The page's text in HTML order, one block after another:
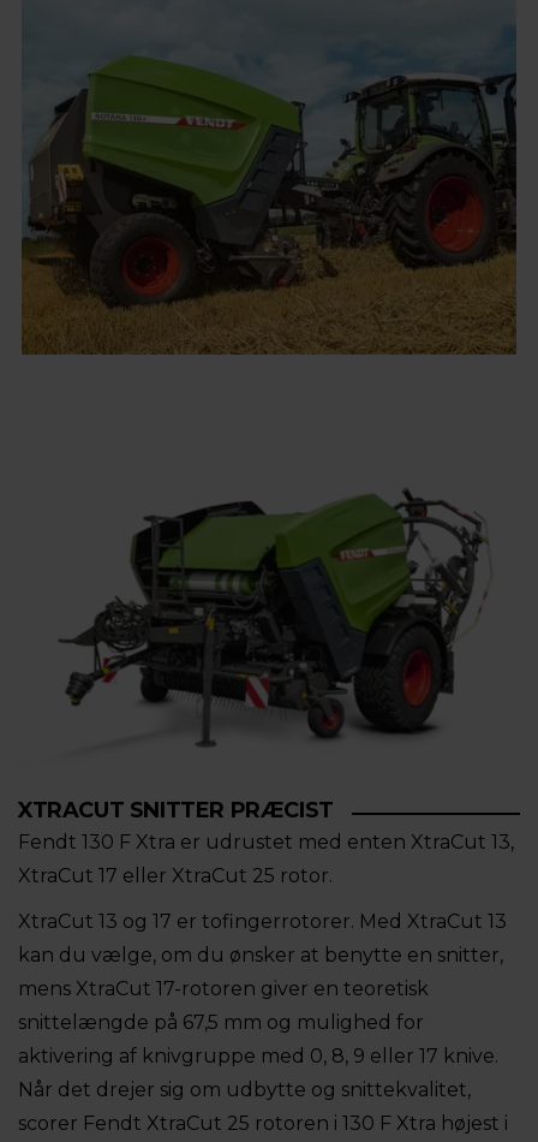
XTRACUT SNITTER PRÆCIST
Fendt 130 F Xtra er udrustet med enten XtraCut 13,
XtraCut 17 eller XtraCut 25 rotor.
XtraCut 13 og 17 er tofingerrotorer. Med XtraCut 13
kan du vælge, om du ønsker at benytte en snitter,
mens XtraCut 17-rotoren giver en teoretisk
snittelængde på 67,5 mm og mulighed for
aktivering af knivgruppe med 0, 8, 9 eller 17 knive.
Når det drejer sig om udbytte og snittekvalitet,
scorer Fendt XtraCut 25 rotoren i 130 F Xtra højest i